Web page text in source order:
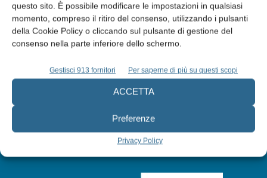
questo sito. È possibile modificare le impostazioni in qualsiasi
momento, compreso il ritiro del consenso, utilizzando i pulsanti
della Cookie Policy o cliccando sul pulsante di gestione del
consenso nella parte inferiore dello schermo.
Gestisci 913 fornitori Per saperne di più su questi scopi
ACCETTA
Preferenze
Privacy Policy
Abbonati